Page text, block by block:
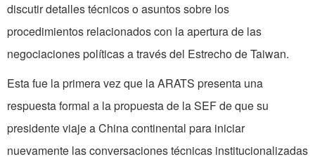
discutir detalles técnicos o asuntos sobre los
procedimientos relacionados con la apertura de las
negociaciones políticas a través del Estrecho de Taiwan.
Esta fue la primera vez que la ARATS presenta una
respuesta formal a la propuesta de la SEF de que su
presidente viaje a China continental para iniciar
nuevamente las conversaciones técnicas institucionalizadas